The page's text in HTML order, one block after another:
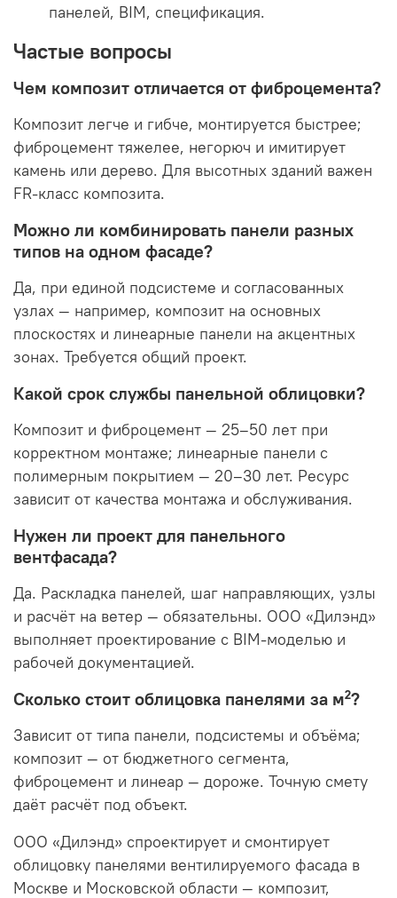
панелей, BIM, спецификация.
Частые вопросы
Чем композит отличается от фиброцемента?
Композит легче и гибче, монтируется быстрее;
фиброцемент тяжелее, негорюч и имитирует
камень или дерево. Для высотных зданий важен
FR-класс композита.
Можно ли комбинировать панели разных
типов на одном фасаде?
Да, при единой подсистеме и согласованных
узлах — например, композит на основных
плоскостях и линеарные панели на акцентных
зонах. Требуется общий проект.
Какой срок службы панельной облицовки?
Композит и фиброцемент — 25–50 лет при
корректном монтаже; линеарные панели с
полимерным покрытием — 20–30 лет. Ресурс
зависит от качества монтажа и обслуживания.
Нужен ли проект для панельного
вентфасада?
Да. Раскладка панелей, шаг направляющих, узлы
и расчёт на ветер — обязательны. ООО «Дилэнд»
выполняет проектирование с BIM-моделью и
рабочей документацией.
Сколько стоит облицовка панелями за м²?
Зависит от типа панели, подсистемы и объёма;
композит — от бюджетного сегмента,
фиброцемент и линеар — дороже. Точную смету
даёт расчёт под объект.
ООО «Дилэнд» спроектирует и смонтирует
облицовку панелями вентилируемого фасада в
Москве и Московской области — композит,